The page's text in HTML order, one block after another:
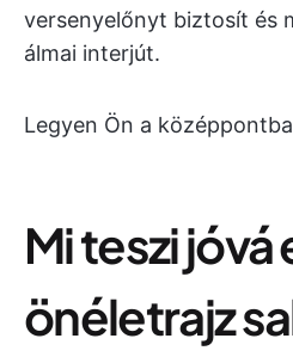
versenyelőnyt biztosít és
álmai interjút.
Legyen Ön a
Mi teszi jóvá
önéletrajz